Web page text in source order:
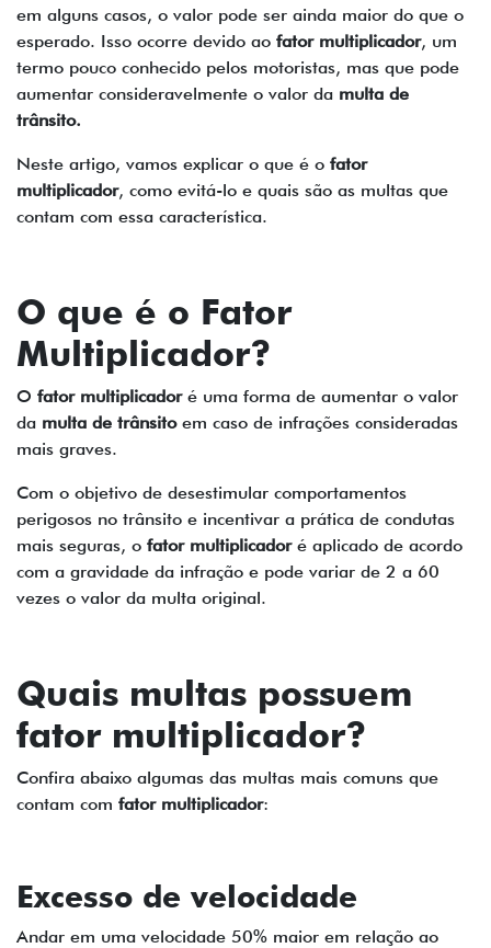
em alguns casos, o valor pode ser ainda maior do que o
esperado. Isso ocorre devido ao fator multiplicador, um
termo pouco conhecido pelos motoristas, mas que pode
aumentar consideravelmente o valor da multa de
trânsito.
Neste artigo, vamos explicar o que é o fator
multiplicador, como evitá-lo e quais são as multas que
contam com essa característica.
O que é o Fator
Multiplicador?
O fator multiplicadoré uma forma de aumentar o valor
da multa de trânsitoem caso de infrações consideradas
mais graves.
Com o objetivo de desestimular comportamentos
perigosos no trânsito e incentivar a prática de condutas
mais seguras, o fator multiplicadoré aplicado de acordo
com a gravidade da infração e pode variar de 2 a 60
vezes o valor da multa original.
Quais multas possuem
fator multiplicador?
Confira abaixo algumas das multas mais comuns que
contam com fator multiplicador:
Excesso de velocidade
Andar em uma velocidade 50% maior em relação ao